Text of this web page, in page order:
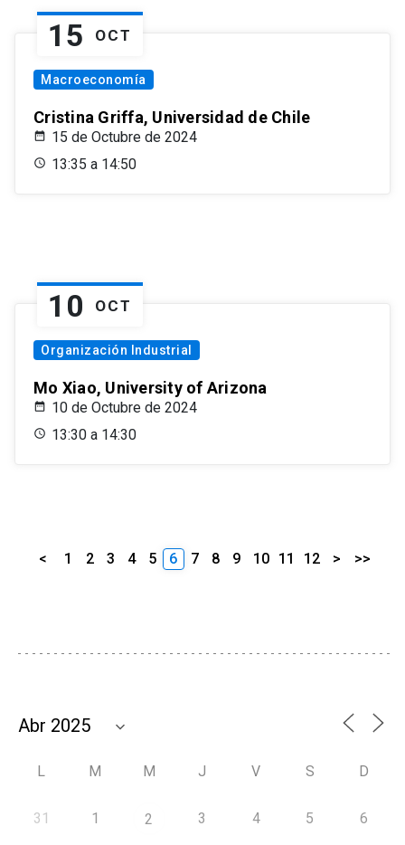
15 OCT
Macroeconomía
Cristina Griffa, Universidad de Chile
15 de Octubre de 2024
13:35 a 14:50
10 OCT
Organización Industrial
Mo Xiao, University of Arizona
10 de Octubre de 2024
13:30 a 14:30
< 1 2 3 4 5 6 7 8 9 10 11 12 > >>
L M M J V S D
31 1 2 3 4 5 6